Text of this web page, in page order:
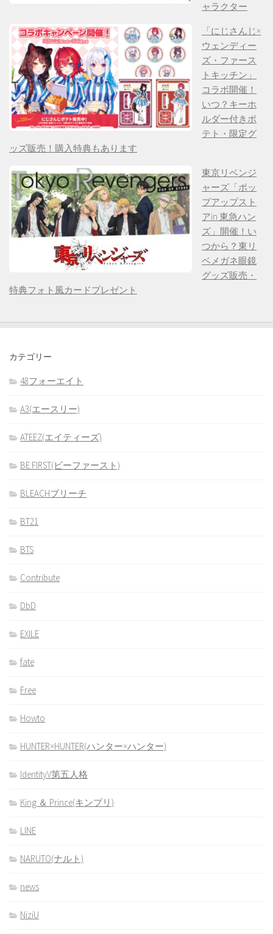
ャラクター
「にじさんじ×
ウェンディー
ズ・ファース
トキッチン」
コラボ開催！
いつ？キーホ
ルダー付きポ
テト・限定グ
ッズ販売！購入特典もあります
東京リベンジ
ャーズ「ポッ
プアップスト
アin 東急ハン
ズ」開催！い
つから？東リ
ベメガネ眼鏡
グッズ販売・
特典フォト風カードプレゼント
カテゴリー
48フォーエイト
A3(エースリー)
ATEEZ(エイティーズ)
BE:FIRST(ビーファースト)
BLEACHブリーチ
BT21
BTS
Contribute
DbD
EXILE
fate
Free
Howto
HUNTER×HUNTER(ハンター×ハンター)
IdentityV第五人格
King ＆ Prince(キンプリ)
LINE
NARUTO(ナルト)
news
NiziU